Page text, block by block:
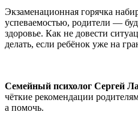
Экзаменационная горячка
успеваемостью, родители —
здоровье. Как не довести
делать, если ребёнок уже на
Семейный психолог Сергей
чёткие рекомендации
а помочь.